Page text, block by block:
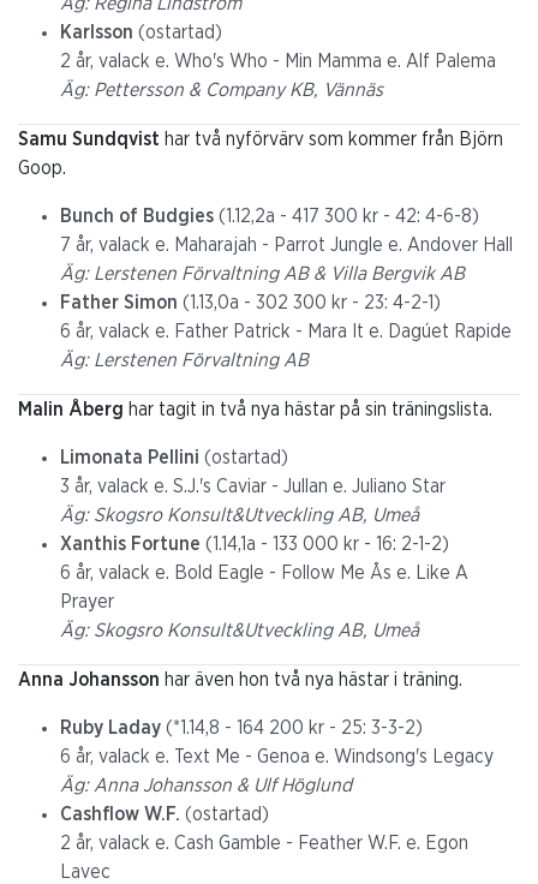
Karlsson (ostartad)
2 år, valack e. Who's Who - Min Mamma e. Alf Palema
Äg: Pettersson & Company KB, Vännäs
Samu Sundqvist har två nyförvärv som kommer från Björn
Goop.
Bunch of Budgies (1.12,2a - 417 300 kr - 42: 4-6-8)
7 år, valack e. Maharajah - Parrot Jungle e. Andover Hall
Äg: Lerstenen Förvaltning AB & Villa Bergvik AB
Father Simon (1.13,0a - 302 300 kr - 23: 4-2-1)
6 år, valack e. Father Patrick - Mara It e. Dagúet Rapide
Äg: Lerstenen Förvaltning AB
Malin Åberg har tagit in två nya hästar på sin träningslista.
Limonata Pellini (ostartad)
3 år, valack e. S.J.'s Caviar - Jullan e. Juliano Star
Äg: Skogsro Konsult&Utveckling AB, Umeå
Xanthis Fortune (1.14,1a - 133 000 kr - 16: 2-1-2)
6 år, valack e. Bold Eagle - Follow Me Ås e. Like A
Prayer
Äg: Skogsro Konsult&Utveckling AB, Umeå
Anna Johansson har även hon två nya hästar i träning.
Ruby Laday (*1.14,8 - 164 200 kr - 25: 3-3-2)
6 år, valack e. Text Me - Genoa e. Windsong's Legacy
Äg: Anna Johansson & Ulf Höglund
Cashflow W.F. (ostartad)
2 år, valack e. Cash Gamble - Feather W.F. e. Egon
Lavec